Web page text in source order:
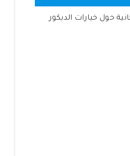
حول خيارات الديكور